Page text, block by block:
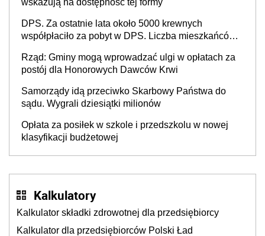
wskazują na dostępność tej formy
DPS. Za ostatnie lata około 5000 krewnych
współpłaciło za pobyt w DPS. Liczba mieszkańców
Rząd: Gminy mogą wprowadzać ulgi w opłatach za
postój dla Honorowych Dawców Krwi
Samorządy idą przeciwko Skarbowy Państwa do
sądu. Wygrali dziesiątki milionów
Opłata za posiłek w szkole i przedszkolu w nowej
klasyfikacji budżetowej
Kalkulatory
Kalkulator składki zdrowotnej dla przedsiębiorcy
Kalkulator dla przedsiębiorców Polski Ład